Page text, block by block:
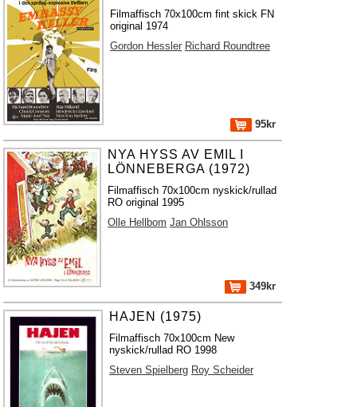
Filmaffisch 70x100cm fint skick FN
original 1974
Gordon Hessler Richard Roundtree
95kr
NYA HYSS AV EMIL I
LÖNNEBERGA (1972)
Filmaffisch 70x100cm nyskick/rullad
RO original 1995
Olle Hellbom Jan Ohlsson
349kr
HAJEN (1975)
Filmaffisch 70x100cm New
nyskick/rullad RO 1998
Steven Spielberg Roy Scheider